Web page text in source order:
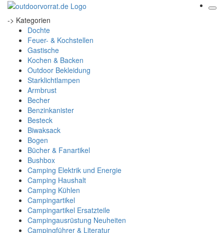
-> Kategorien
Dochte
Feuer- & Kochstellen
Gastische
Kochen & Backen
Outdoor Bekleidung
Starklichtlampen
Armbrust
Becher
Benzinkanister
Besteck
Biwaksack
Bogen
Bücher & Fanartikel
Bushbox
Camping Elektrik und Energie
Camping Haushalt
Camping Kühlen
Campingartikel
Campingartikel Ersatzteile
Campingausrüstung Neuheiten
Campingführer & Literatur